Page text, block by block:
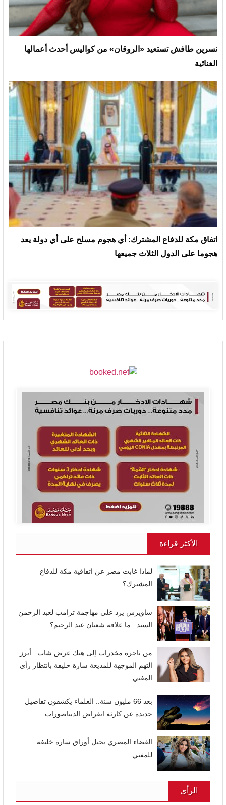
نسرين طافش تستعيد «الروقان» من كواليس أحدث أعمالها
الغنائية
‏اتفاق مكة للدفاع المشترك: أي هجوم مسلح على أي دولة يعد
هجوما على الدول الثلاث جميعها
الأكثر قراءة
لماذا غابت مصر عن اتفاقية مكة للدفاع
المشترك؟
ساويرس يرد على مهاجمة ترامب لعبد الرحمن
السيد.. ما علاقة شعبان عبد الرحيم؟
من تاجرة مخدرات إلى هتك عرض شاب.. أبرز
التهم الموجهة للمذيعة سارة خليفة بانتظار رأي
المفتي
بعد 66 مليون سنة.. العلماء يكشفون تفاصيل
جديدة عن كارثة انقراض الديناصورات
القضاء المصري يحيل أوراق سارة خليفة
للمفتي
الرأى